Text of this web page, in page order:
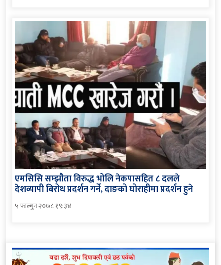
एमसिसि सम्झौता विरुद्ध भोलि नेकपासहित ८ दलले
देशव्यापी बिरोध प्रदर्शन गर्ने, दाङको घोराहीमा प्रदर्शन हुने
५ फाल्गुन २०७८ १९:३४